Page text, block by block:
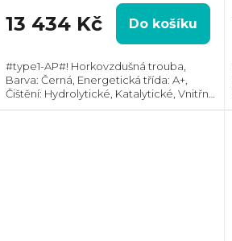
13 434 Kč Do košíku
#type1-AP#! Horkovzdušná trouba,
Barva: Černá, Energetická třída: A+,
Čištění: Hydrolytické, Katalytické, Vnitřní
objem: 71 l, Max. příkon: 3600 W, Gril ,